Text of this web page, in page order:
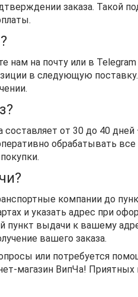
заказа. Такой
нам на почту или в
в следующую поставку.
составляет от 30 до 40
обрабатывать
компании до
и указать адрес при
выдачи к вашему
вашего заказа.
или потребуется
магазин ВипЧа! Приятных